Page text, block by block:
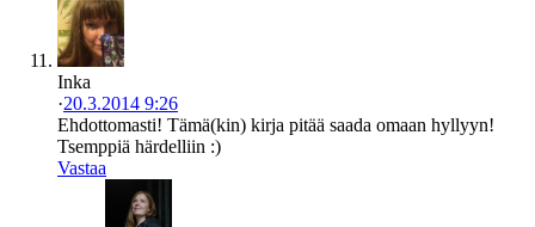
Inka
·20.3.2014 9:26
Ehdottomasti! Tämä(kin) kirja pitää saada omaan hyllyyn!
Tsemppiä härdelliin :)
Vastaa